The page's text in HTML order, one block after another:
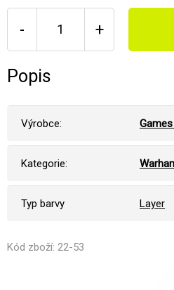
- +
Popis
Výrobce:
Kategorie:
Typ barvy Layer
Kód zboží: 22-53